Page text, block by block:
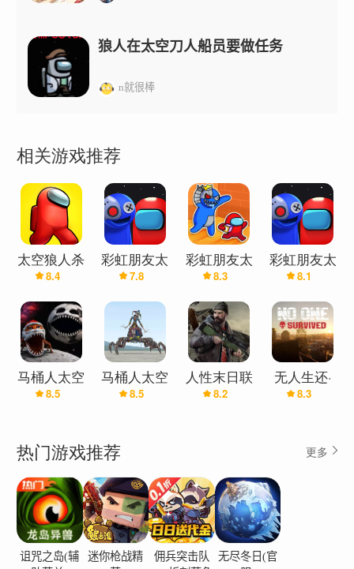
狼人在太空刀人船员要做任务
n就很棒
相关游戏推荐
太空狼人杀
3D（联机
版）
8.4
彩虹朋友太
空狼人杀
3D(最新版)
7.8
彩虹朋友太
空狼人杀
(旧版)
8.3
彩虹朋友太
空狼人杀
3D版
8.1
马桶人太空
沙盒中文版
8.5
马桶人太空
沙盒中文版
8.5
人性末日联
机版
8.2
无人生还·
联机版
8.3
热门游戏推荐 更多
诅咒之岛(辅
迷你枪战精
佣兵突击队
无尽冬日(官